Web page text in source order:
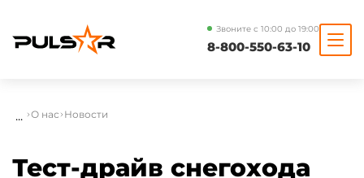
Звоните с 10:00 до 19:00
8-800-550-63-10
... О нас Новости
Тест-драйв снегохода